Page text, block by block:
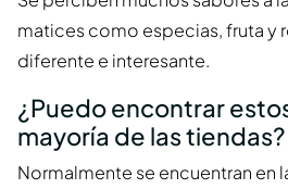
matices como especias, fruta y
diferente e interesante.
¿Puedo encontrar
mayoría de las tiendas?
Normalmente se encuentran en